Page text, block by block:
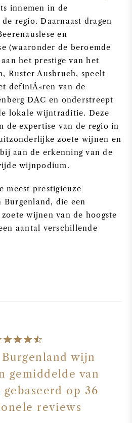
innemen in de
regio. Daarnaast dragen
en
(waaronder de beroemde
het prestige van het
Ruster Ausbruch, speelt
definiÃ«ren van de
DAC en onderstreept
lokale wijntraditie. Deze
de expertise van de regio in
zoete wijnen en
aan de erkenning van de
wijnpodium.
meest prestigieuze
die een
wijnen van de hoogste
aantal verschillende
wijn
gemiddelde van
op 36
reviews